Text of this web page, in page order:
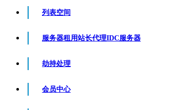
列表空间
服务器租用站长代理IDC服务器
劫持处理
会员中心